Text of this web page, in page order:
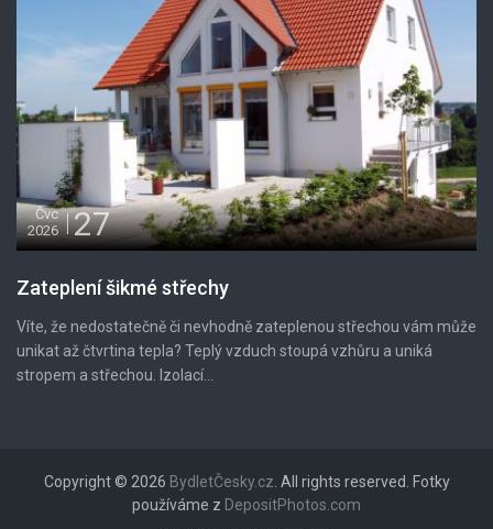
Čvc
2026
27
Zateplení šikmé střechy
Víte, že nedostatečně či nevhodně zateplenou střechou vám může
unikat až čtvrtina tepla? Teplý vzduch stoupá vzhůru a uniká
stropem a střechou. Izolací...
Copyright © 2026 BydletČesky.cz . All rights reserved. Fotky
používáme z DepositPhotos.com